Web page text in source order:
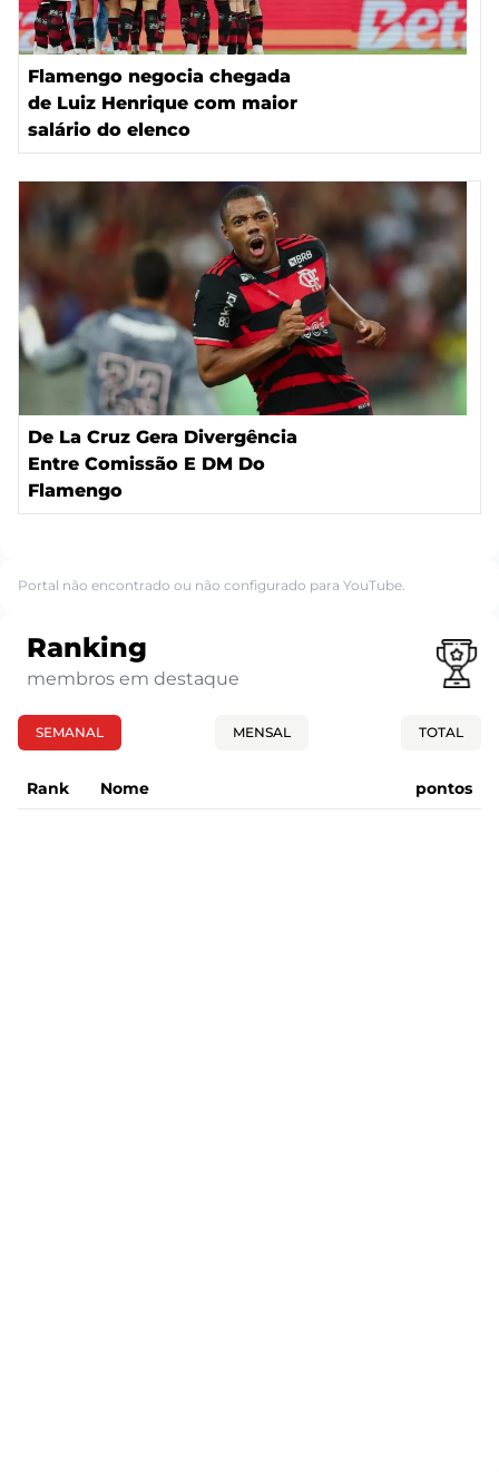
Flamengo negocia chegada
de Luiz Henrique com maior
salário do elenco
De La Cruz Gera Divergência
Entre Comissão E DM Do
Flamengo
Portal não encontrado ou não configurado para YouTube.
Ranking
membros em destaque
SEMANAL MENSAL TOTAL
Rank Nome pontos